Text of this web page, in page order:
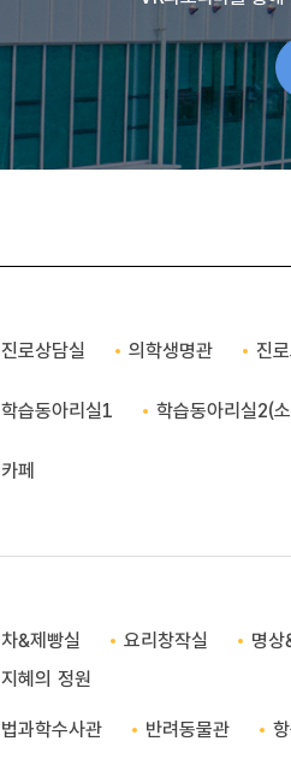
진로상담실 의학생명관 진
학습동아리실1 학습동아리실2(
카페
차&제빵실 요리창작실 명상
지혜의 정원
법과학수사관 반려동물관